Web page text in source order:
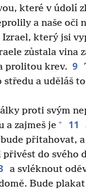
které v údolí
a naše oči
Izrael, který jsi
zůstala vina
prolitou krev. 9
a uděláš
proti svým
a zajmeš je + 11
přitahovat,
přivést do svého
a svléknout
Bude